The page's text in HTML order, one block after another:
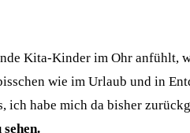
Kita-Kinder im Ohr anfühlt,
wie im Urlaub und in
ich habe mich da bisher